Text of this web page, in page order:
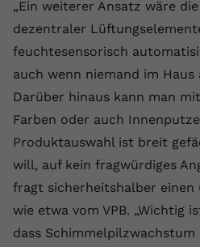
„Ein weiterer Ansatz wäre
dezentraler
feuchtesensorisch
auch wenn niemand im Haus
Darüber hinaus kann man
Farben oder auch
Produktauswahl ist breit
will, auf kein fragwürdiges
fragt sicherheitshalber einen
wie etwa vom VPB. „Wichtig
dass
Laufzeit Session
YouTube setzt
speichern, der
Videos
Name
Anbieter
Laufzeit Session